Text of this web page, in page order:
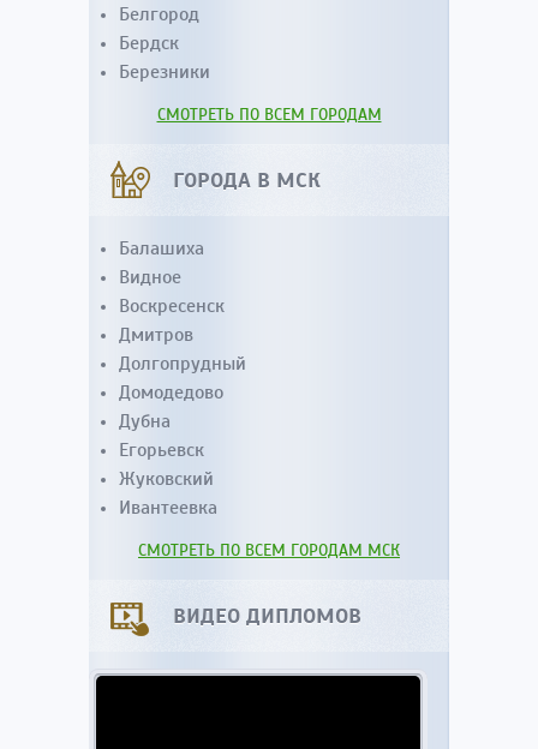
Белгород
Бердск
Березники
СМОТРЕТЬ ПО ВСЕМ ГОРОДАМ
ГОРОДА В МСК
Балашиха
Видное
Воскресенск
Дмитров
Долгопрудный
Домодедово
Дубна
Егорьевск
Жуковский
Ивантеевка
СМОТРЕТЬ ПО ВСЕМ ГОРОДАМ МСК
ВИДЕО ДИПЛОМОВ